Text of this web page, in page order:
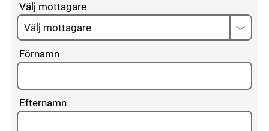
Välj mottagare
Förnamn
Efternamn